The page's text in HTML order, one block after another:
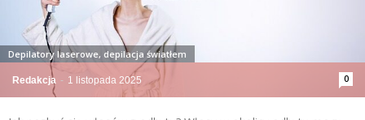
Redakcja - 1 listopada 2025 0
Depilatory laserowe, depilacja światłem